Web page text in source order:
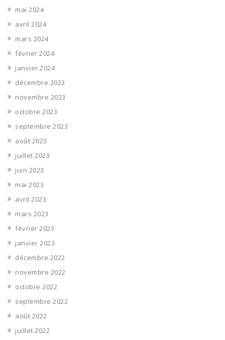
mai 2024
avril 2024
mars 2024
février 2024
janvier 2024
décembre 2023
novembre 2023
octobre 2023
septembre 2023
août 2023
juillet 2023
juin 2023
mai 2023
avril 2023
mars 2023
février 2023
janvier 2023
décembre 2022
novembre 2022
octobre 2022
septembre 2022
août 2022
juillet 2022